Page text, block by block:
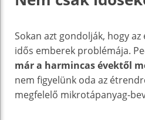
Sokan azt gondolják, hogy az
idős emberek problémája.
már a harmincas évektől
nem figyelünk oda az
megfelelő mikrotápanyag-